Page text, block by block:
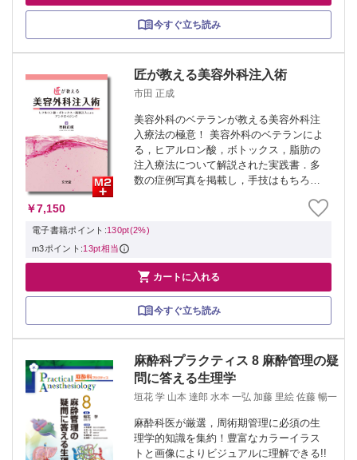
今すぐ立ち読み
匠が教える美容外科注入術
市田 正成
美容外科のベテランが教える美容外科注
入療法の極意！ 美容外科のベテランによ
る，ヒアルロン酸，ボトックス，脂肪の
注入療法について解説された実践書．多
数の症例写真を掲載し，手技はもちろ
ても具体的に記載．前額，目尻，口角，
頬のしわの改善から，涙袋や口唇を膨ら
￥7,150
電子書籍ポイント:130pt(2%)
m3ポイント:13pt相当
 カートに入れる
今すぐ立ち読み
麻酔科プラクティス 8 麻酔管理の疑
問に答える生理学
垣花 学 山本 達郎 水本 一弘 加藤 里絵 佐藤 暢一
麻酔科医が厳選，周術期管理に必須の生
理学的知識を集約！豊富なカラーイラス
トと画像によりビジュアルに理解できる!!